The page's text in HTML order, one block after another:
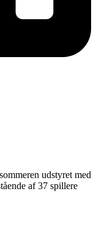
udstyret med
af 37 spillere